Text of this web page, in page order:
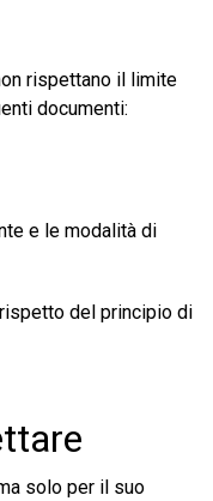
rispettano il limite
documenti:
e le modalità di
del principio di
solo per il suo